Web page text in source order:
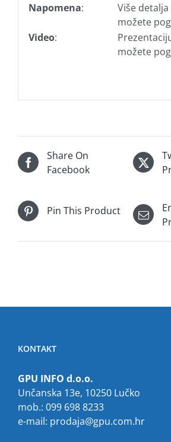
Napomena:
Više
možete
Video:
možete
Share On
Facebook
Pin This Product
KONTAKT
GPU INFO d.o.o.
Unčanska 13e, 10250 Lučko
mob.: 099 698 8233
e-mail: prodaja@gpu.com.hr